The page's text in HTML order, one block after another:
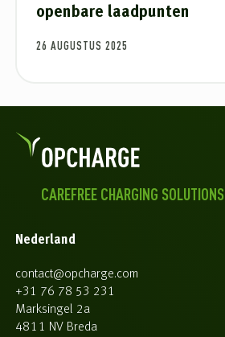
openbare laadpunten
26 AUGUSTUS 2025
CAREFREE CHARGING SOLUTIONS
Nederland
contact@opcharge.com
+31 76 78 53 231
Marksingel 2a
4811 NV Breda